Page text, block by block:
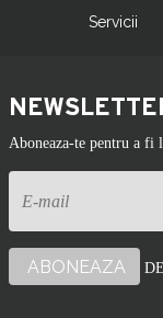
Servicii
Aboneaza-te pentru a fi